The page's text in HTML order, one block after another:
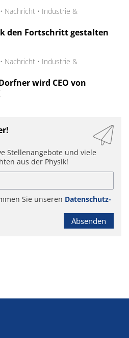
Nachricht • Industrie &
den Fortschritt gestalten
Nachricht • Industrie &
wird CEO von
Stellenangebote und viele
aus der Physik!
Sie unseren Datenschutz-
Absenden